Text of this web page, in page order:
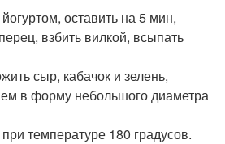
оставить на 5 мин,
взбить вилкой, всыпать
сыр, кабачок и зелень,
в форму небольшого диаметра
температуре 180 градусов.